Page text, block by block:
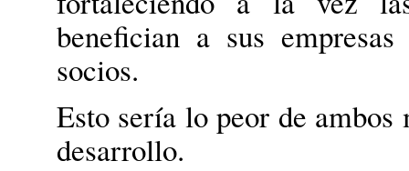
benefician a sus
socios.
Esto sería lo peor de ambos
desarrollo.